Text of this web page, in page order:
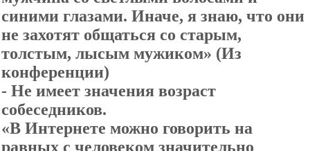
синими глазами. Иначе, я знаю, что они
не захотят общаться со старым,
толстым, лысым мужиком» (Из
конференции)
- Не имеет значения возраст
собеседников.
«В Интернете можно говорить на
равных с человеком значительно